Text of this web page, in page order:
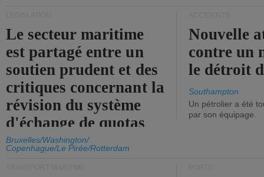
Le secteur maritime
est partagé entre un
soutien prudent et des
critiques concernant la
révision du système
d'échange de quotas
d'émission de l'UE.
Bruxelles/Washington/
Copenhague/Le Pirée/Rotterdam
Nouvelle
contre un
le détroit
Southampton
Un pétrolier a été
par son équipage.